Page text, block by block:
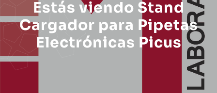
Estás viendo Stand
Cargador para Pipetas
Electrónicas Picus